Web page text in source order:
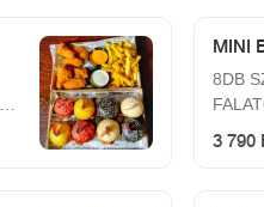
MINI
8DB
3 790